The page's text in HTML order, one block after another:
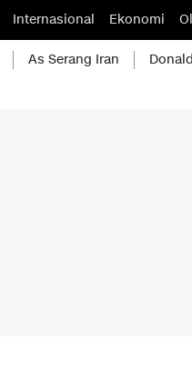
Internasional Ekonomi
As Serang Iran